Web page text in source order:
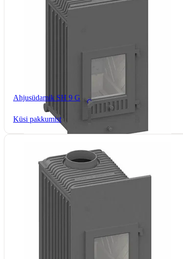
Ahjusüdamik SH 9 G
Küsi pakkumist